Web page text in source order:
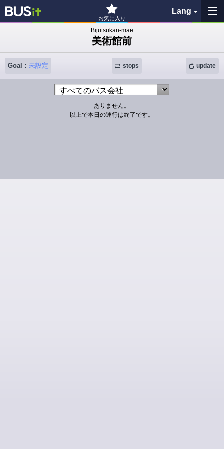
お気に入り
Lang
My Favorites
History
See the map
Search bus stop
Bijutsukan-mae
美術館前
Goal： 未設定 update
stops
ありません。
以上で本日の運行は終了です。